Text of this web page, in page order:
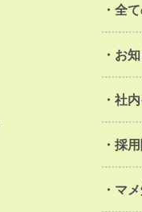
全
お
社
採
マ